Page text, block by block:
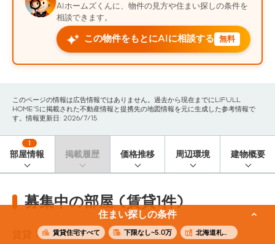
住まい探しの条件
賃貸住宅すべて 下限なし~5.0万 北海道札幌市西区
AIホームズくんに、物件の見方や住まい探しの条件を
相談できます。
この物件をもとにAIに相談する 無料
このページの情報は広告情報ではありません。過去から現在までにLIFULL
HOME'Sに掲載された不動産情報と提携先の地図情報を元に生成した参考情報で
す。情報更新日: 2026/7/15
部屋情報
1
掲載履歴 価格推移 周辺環境 建物概要
募集中の部屋 (賃貸1件)
1 件